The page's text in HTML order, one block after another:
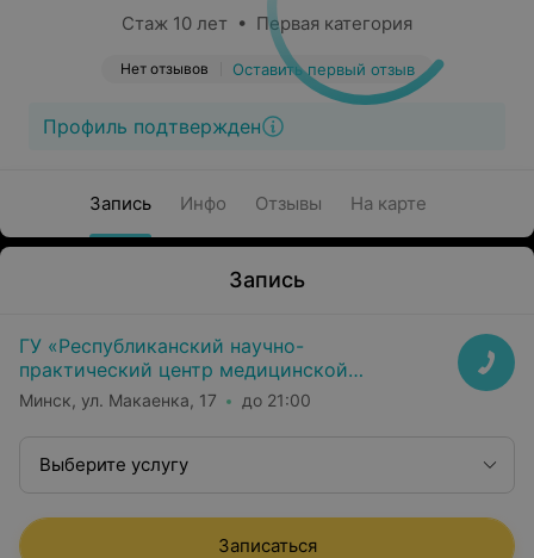
Стаж 10 лет • Первая категория
Нет отзывов Оставить первый отзыв
Профиль подтвержден
Запись Инфо Отзывы На карте
Запись
ГУ «Республиканский научно-
практический центр медицинской
экспертизы и реабилитаци»
Минск, ул. Макаенка, 17 до 21:00
Выберите услугу
Записаться